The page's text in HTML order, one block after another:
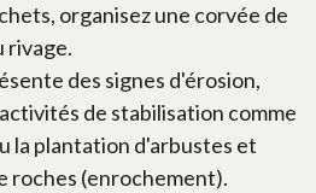
organisez une corvée de
rivage.
des signes d'érosion,
de stabilisation comme
la plantation d'arbustes et
roches (enrochement).